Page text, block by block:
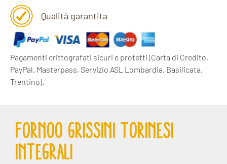
Qualità garantita
Pagamenti crittografati sicuri e protetti (Carta di Credito,
PayPal, Masterpass, Servizio ASL Lombardia, Basilicata,
Trentino).
FORNOO GRISSINI TORINESI
INTEGRALI